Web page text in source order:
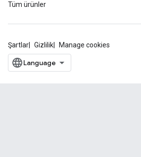
Tüm ürünler
Şartlar Gizlilik Manage cookies